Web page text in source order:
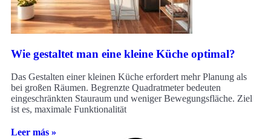
Wie gestaltet man eine kleine Küche optimal?
Das Gestalten einer kleinen Küche erfordert mehr Planung als
bei großen Räumen. Begrenzte Quadratmeter bedeuten
eingeschränkten Stauraum und weniger Bewegungsfläche. Ziel
ist es, maximale Funktionalität
Leer más »